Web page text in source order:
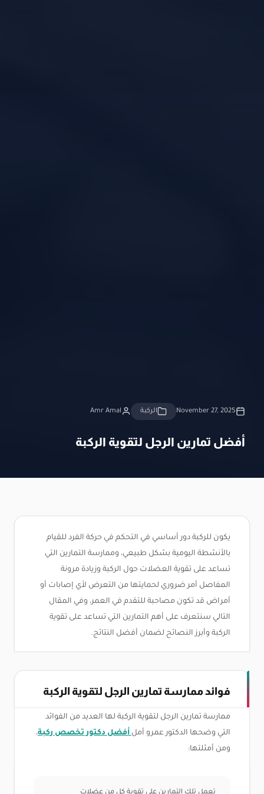
November 27, 2025 الركبة Amr Amal
أفضل تمارين الرجل لتقوية الركبة
يكون للركبة دور أساسي في التحكم في حركة الفرد للقيام
بالأنشطة اليومية بشكل طبيعي، وممارسة التمارين التي
تساعد على تقوية العضلات حول الركبة وزيادة مرونة
المفاصل أمر ضروري لحمايتها من التعرض لأي إصابات أو
أمراض قد تكون مصاحبة للتقدم في العمر، وفي المقال
التالي سنتعرف على أهم التمارين التي تساعد على تقوية
الركبة وأبرز النصائح لضمان أفضل النتائج.
فوائد ممارسة تمارين الرجل لتقوية الركبة
ممارسة تمارين الرجل لتقوية الركبة لها العديد من الفوائد
التي وضحها الدكتور عمرو أمل أفضل دكتور تخصص ركبة،
ومن أمثلتها:
تعمل تلك التمارين على تقوية كل من عضلات